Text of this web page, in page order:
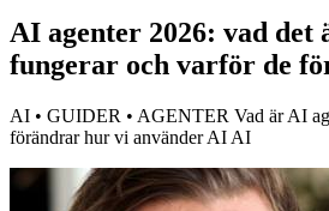
AI agenter 2026: vad det
fungerar och varför de
AI • GUIDER • AGENTER Vad är AI
förändrar hur vi använder AI AI